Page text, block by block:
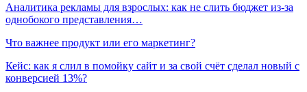
Аналитика рекламы для взрослых: как не слить бюджет из-за
однобокого представления…
Что важнее продукт или его маркетинг?
Кейс: как я слил в помойку сайт и за свой счёт сделал новый с
конверсией 13%?